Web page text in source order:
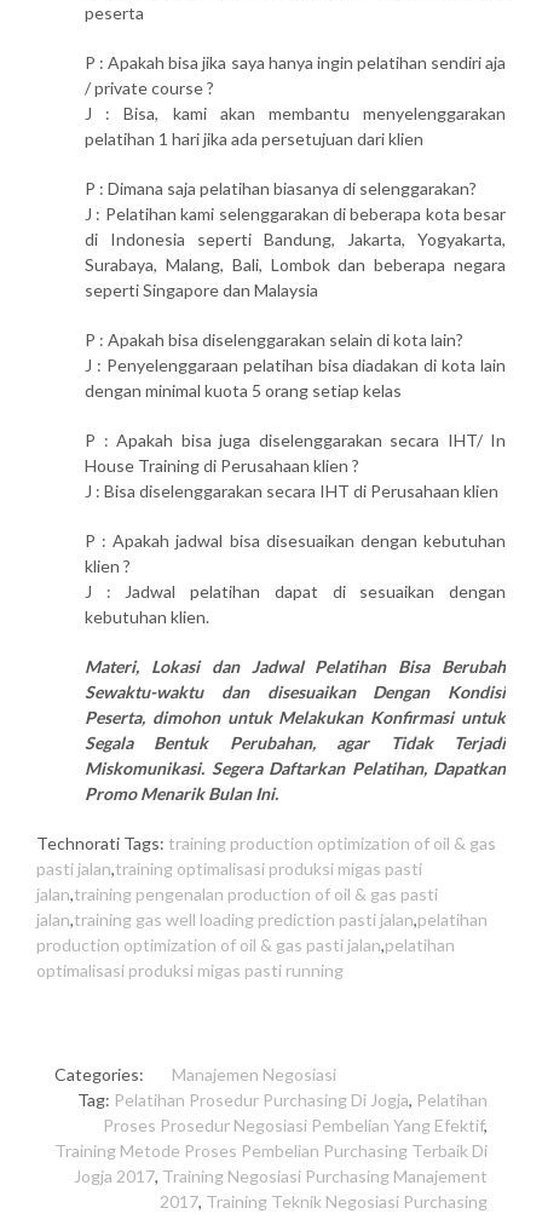
peserta
P : Apakah bisa jika saya hanya ingin pelatihan sendiri aja
/ private course ?
J : Bisa, kami akan membantu menyelenggarakan
pelatihan 1 hari jika ada persetujuan dari klien
P : Dimana saja pelatihan biasanya di selenggarakan?
J : Pelatihan kami selenggarakan di beberapa kota besar
di Indonesia seperti Bandung, Jakarta, Yogyakarta,
Surabaya, Malang, Bali, Lombok dan beberapa negara
seperti Singapore dan Malaysia
P : Apakah bisa diselenggarakan selain di kota lain?
J : Penyelenggaraan pelatihan bisa diadakan di kota lain
dengan minimal kuota 5 orang setiap kelas
P : Apakah bisa juga diselenggarakan secara IHT/ In
House Training di Perusahaan klien ?
J : Bisa diselenggarakan secara IHT di Perusahaan klien
P : Apakah jadwal bisa disesuaikan dengan kebutuhan
klien ?
J : Jadwal pelatihan dapat di sesuaikan dengan
kebutuhan klien.
Materi, Lokasi dan Jadwal Pelatihan Bisa Berubah
Sewaktu-waktu dan disesuaikan Dengan Kondisi
Peserta, dimohon untuk Melakukan Konfirmasi untuk
Segala Bentuk Perubahan, agar Tidak Terjadi
Miskomunikasi. Segera Daftarkan Pelatihan, Dapatkan
Promo Menarik Bulan Ini.
Technorati Tags: training production optimization of oil & gas
pasti jalan,training optimalisasi produksi migas pasti
jalan,training pengenalan production of oil & gas pasti
jalan,training gas well loading prediction pasti jalan,pelatihan
production optimization of oil & gas pasti jalan,pelatihan
optimalisasi produksi migas pasti running
Categories: Manajemen Negosiasi
Tag: Pelatihan Prosedur Purchasing Di Jogja, Pelatihan
Proses Prosedur Negosiasi Pembelian Yang Efektif,
Training Metode Proses Pembelian Purchasing Terbaik Di
Jogja 2017, Training Negosiasi Purchasing Manajement
2017, Training Teknik Negosiasi Purchasing